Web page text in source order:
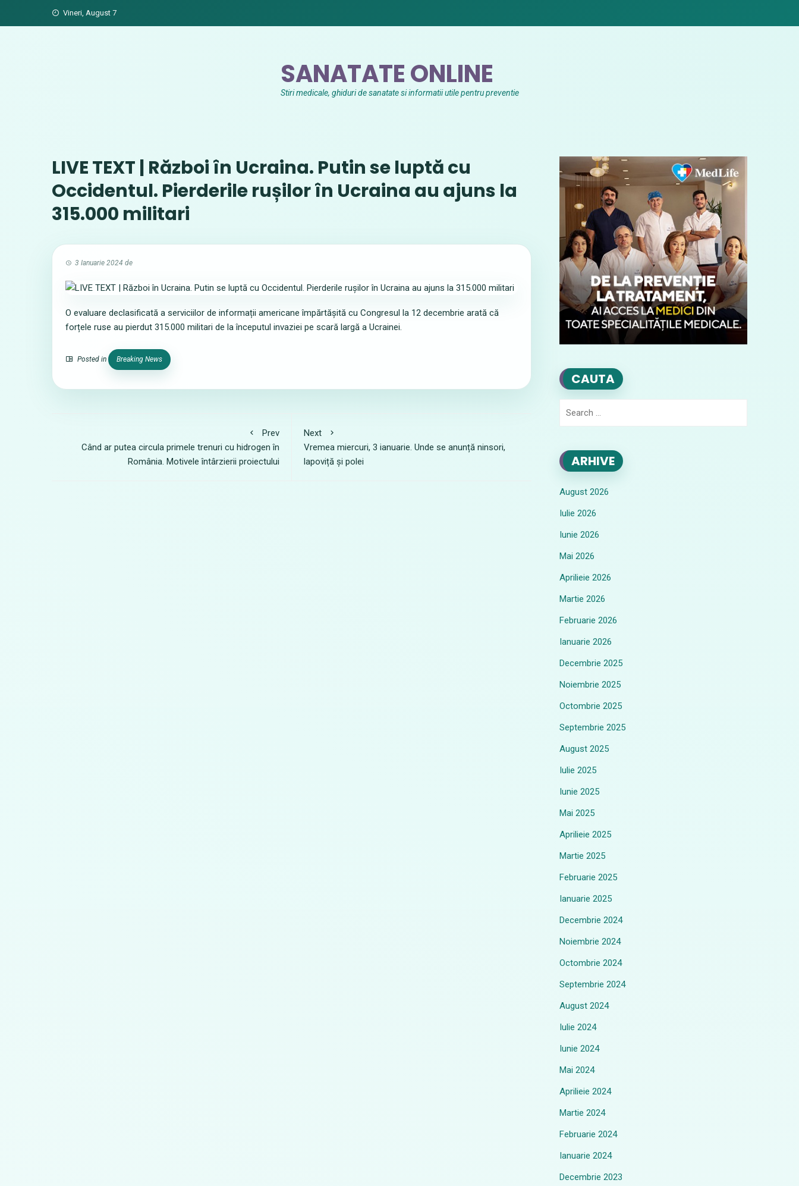
Vineri, August 7
SANATATE ONLINE
Stiri medicale, ghiduri de sanatate si informatii utile pentru preventie
LIVE TEXT | Război în Ucraina. Putin se luptă cu
Occidentul. Pierderile rușilor în Ucraina au ajuns la
315.000 militari
3 Ianuarie 2024 de
O evaluare declasificată a serviciilor de informații americane împărtășită cu Congresul la 12 decembrie arată că
forțele ruse au pierdut 315.000 militari de la începutul invaziei pe scară largă a Ucrainei.
Posted in Breaking News
Prev
Când ar putea circula primele trenuri cu hidrogen în
România. Motivele întârzierii proiectului
Next
Vremea miercuri, 3 ianuarie. Unde se anunță ninsori,
lapoviță și polei
CAUTA
ARHIVE
August 2026
Iulie 2026
Iunie 2026
Mai 2026
Aprilieie 2026
Martie 2026
Februarie 2026
Ianuarie 2026
Decembrie 2025
Noiembrie 2025
Octombrie 2025
Septembrie 2025
August 2025
Iulie 2025
Iunie 2025
Mai 2025
Aprilieie 2025
Martie 2025
Februarie 2025
Ianuarie 2025
Decembrie 2024
Noiembrie 2024
Octombrie 2024
Septembrie 2024
August 2024
Iulie 2024
Iunie 2024
Mai 2024
Aprilieie 2024
Martie 2024
Februarie 2024
Ianuarie 2024
Decembrie 2023